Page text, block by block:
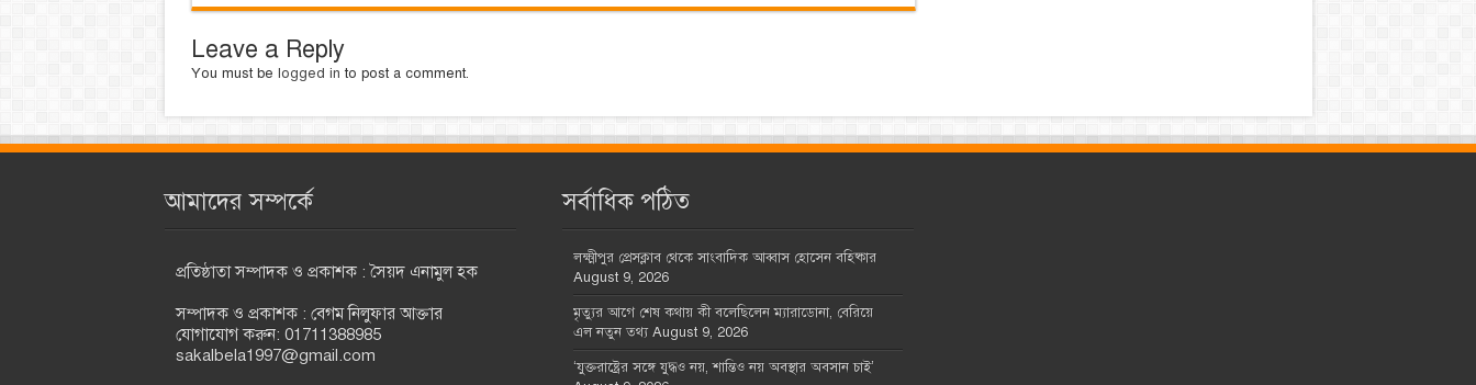
Leave a Reply
You must be logged in to post a comment.
আমাদের সম্পর্কে
প্রতিষ্ঠাতা সম্পাদক ও প্রকাশক : সৈয়দ এনামুল হক
সম্পাদক ও প্রকাশক : বেগম নিলুফার আক্তার
যোগাযোগ করুন: 01711388985
sakalbela1997@gmail.com
সর্বাধিক পঠিত
লক্ষ্মীপুর প্রেসক্লাব থেকে সাংবাদিক আব্বাস হোসেন বহিষ্কার
August 9, 2026
মৃত্যুর আগে শেষ কথায় কী বলেছিলেন ম্যারাডোনা, বেরিয়ে
এল নতুন তথ্য August 9, 2026
‘যুক্তরাষ্ট্রের সঙ্গে যুদ্ধও নয়, শান্তিও নয় অবস্থার অবসান চাই’